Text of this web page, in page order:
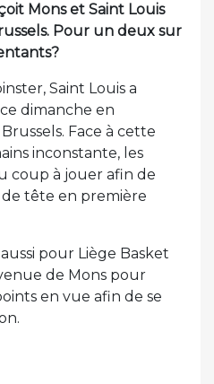
Mons et Saint Louis
Pour un deux sur
Saint Louis a
dimanche en
Face à cette
inconstante, les
coup à jouer afin de
tête en première
pour Liège Basket
de Mons pour
en vue afin de se